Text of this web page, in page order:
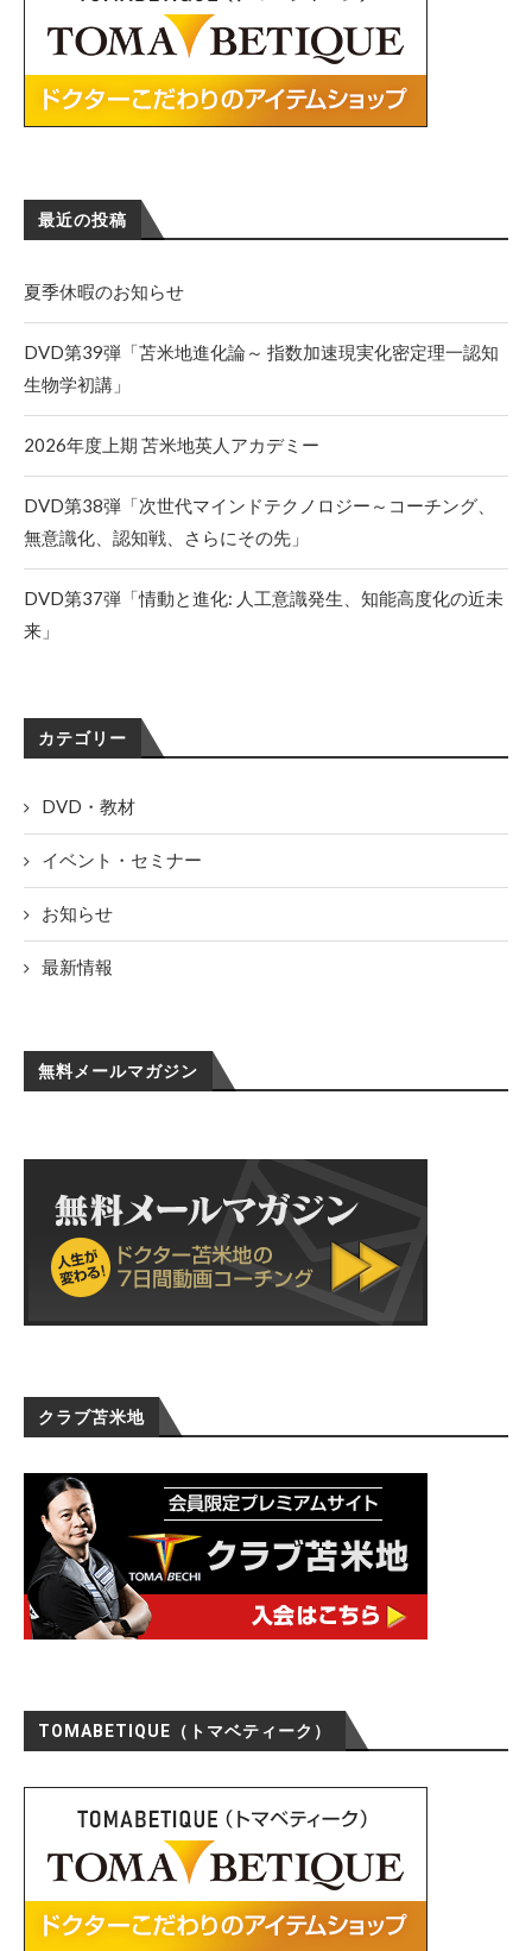
最近の投稿
夏季休暇のお知らせ
DVD第39弾「苫米地進化論～ 指数加速現実化密定理一認知
生物学初講」
2026年度上期 苫米地英人アカデミー
DVD第38弾「次世代マインドテクノロジー～コーチング、
無意識化、認知戦、さらにその先」
DVD第37弾「情動と進化: 人工意識発生、知能高度化の近未
来」
カテゴリー
DVD・教材
イベント・セミナー
お知らせ
最新情報
無料メールマガジン
クラブ苫米地
TOMABETIQUE（トマベティーク）